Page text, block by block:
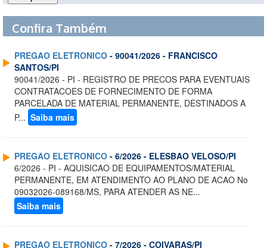
Confira Também
PREGAO ELETRONICO - 90041/2026 - FRANCISCO
SANTOS/PI
90041/2026 - PI - REGISTRO DE PRECOS PARA EVENTUAIS
CONTRATACOES DE FORNECIMENTO DE FORMA
PARCELADA DE MATERIAL PERMANENTE, DESTINADOS A
P... Saiba mais
PREGAO ELETRONICO - 6/2026 - ELESBAO VELOSO/PI
6/2026 - PI - AQUISICAO DE EQUIPAMENTOS/MATERIAL
PERMANENTE, EM ATENDIMENTO AO PLANO DE ACAO No
09032026-089168/MS, PARA ATENDER AS NE...
Saiba mais
PREGAO ELETRONICO - 7/2026 - COIVARAS/PI